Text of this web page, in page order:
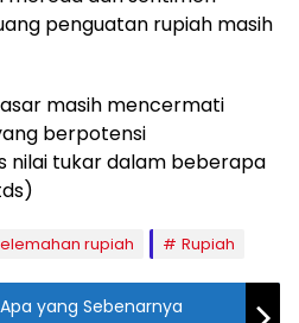
penguatan rupiah masih
masih mencermati
berpotensi
nilai tukar dalam beberapa
rupiah Rupiah
yang Sebenarnya